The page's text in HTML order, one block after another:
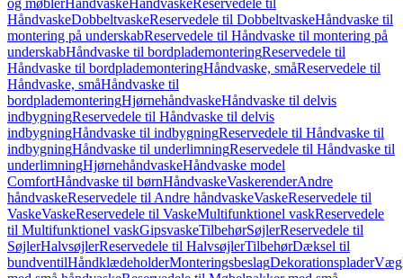
og møblerHåndvaskeHåndvaskeReservedele til
HåndvaskeDobbeltvaskeReservedele til DobbeltvaskeHåndvaske til
montering på underskabReservedele til Håndvaske til montering på
underskabHåndvaske til bordplademonteringReservedele til
Håndvaske til bordplademonteringHåndvaske, småReservedele til
Håndvaske, småHåndvaske til
bordplademonteringHjørnehåndvaskeHåndvaske til delvis
indbygningReservedele til Håndvaske til delvis
indbygningHåndvaske til indbygningReservedele til Håndvaske til
indbygningHåndvaske til underlimningReservedele til Håndvaske til
underlimningHjørnehåndvaskeHåndvaske model
ComfortHåndvaske til børnHåndvaskeVaskerenderAndre
håndvaskeReservedele til Andre håndvaskeVaskeReservedele til
VaskeVaskeReservedele til VaskeMultifunktionel vaskReservedele
til Multifunktionel vaskGipsvaskeTilbehørSøjlerReservedele til
SøjlerHalvsøjlerReservedele til HalvsøjlerTilbehørDæksel til
bundventilHåndklædeholderMonteringsbeslagDekorationsplader